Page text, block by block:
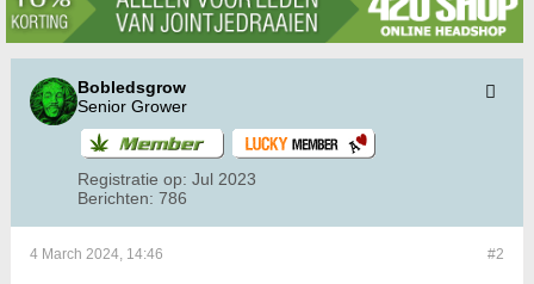
Bobledsgrow
Senior Grower
Registratie op: Jul 2023
Berichten: 786
#2
4 March 2024, 14:46